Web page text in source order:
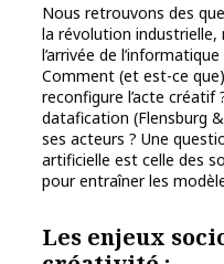
Nous retrouvons des
la révolution industrielle,
l’arrivée de
Comment (et est-ce
reconfigure l’acte
datafication (Flensburg
ses acteurs ? Une
artificielle est celle des
pour entraîner les
Les enjeux